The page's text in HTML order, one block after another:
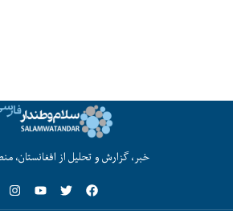
خبر، گزارش و تحلیل از افغانستان،